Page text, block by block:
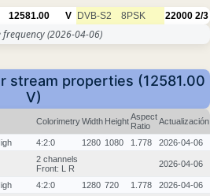
12581.00 V DVB-S2 8PSK 22000 2/3
frequency(2026-04-06)
stream properties (12581.00
V)
ColorimetryWidth HeightAspect
Ratio
Actualización
4:2:0 1280 1080 1.778 2026-04-06
2 channels
Front: L R
2026-04-06
4:2:0 1280 720 1.778 2026-04-06